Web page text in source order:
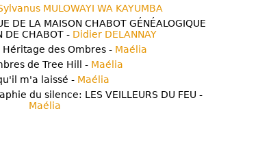
MULOWAYI WA KAYUMBA
DE LA MAISON CHABOT GÉNÉALOGIQUE
DE CHABOT - Didier DELANNAY
Héritage des Ombres - Maélia
de Tree Hill - Maélia
m'a laissé - Maélia
du silence: LES VEILLEURS DU FEU -
Maélia